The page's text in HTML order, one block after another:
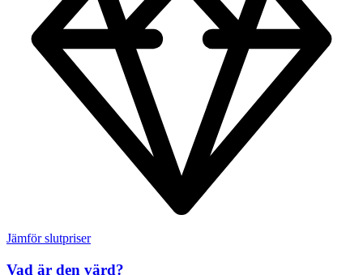
Jämför slutpriser
Vad är den värd?